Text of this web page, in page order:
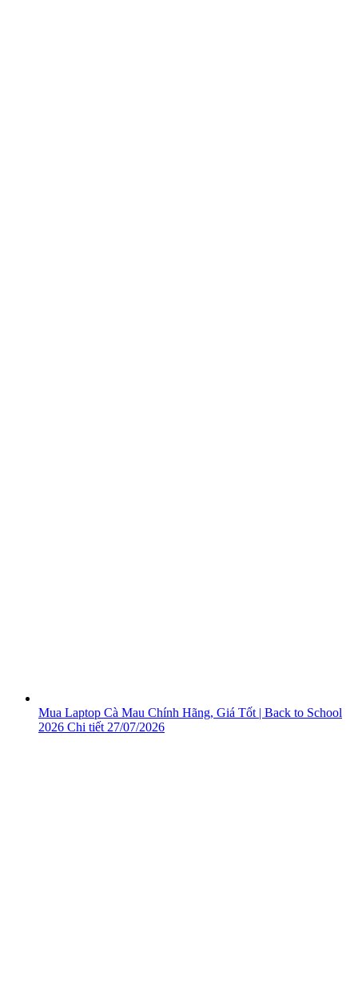
Mua Laptop Cà Mau Chính Hãng, Giá Tốt | Back to School
2026 Chi tiết 27/07/2026